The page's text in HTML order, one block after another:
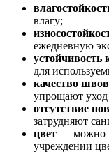
влагу;
ежедневную
устойчивость
для
качество швов
упрощают
отсутствие
затрудняют
цвет — можно
учреждении